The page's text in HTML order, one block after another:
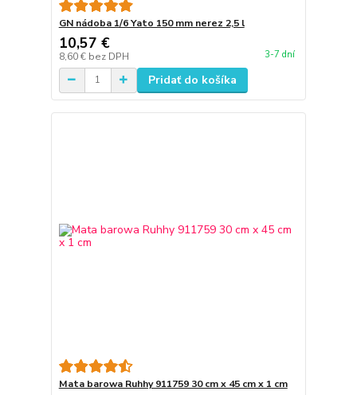
GN nádoba 1/6 Yato 150 mm nerez 2,5 l
10,57 €
8,60 € bez DPH 3-7 dní
Pridať do košíka
Mata barowa Ruhhy 911759 30 cm x 45 cm x 1 cm